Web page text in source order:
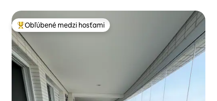
Najobľúbenejšie medzi hosťami
Obľúbené medzi hosťami